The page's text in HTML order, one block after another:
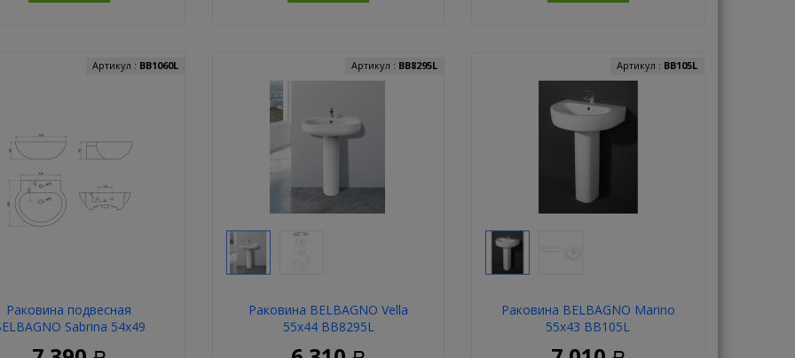
Купить Купить Купить
Раковина подвесная
Sabrina 54х49
Артикул : BB1060L
Раковина BELBAGNO Vella
55х44 BB8295L
Артикул : BB8295L
Раковина BELBAGNO Marino
55х43 BB105L
Артикул : BB105L